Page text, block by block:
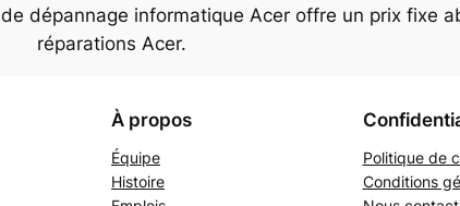
dépannage informatique Acer offre un prix fixe
réparations Acer.
À propos
Équipe
Histoire
Politique de
Conditions